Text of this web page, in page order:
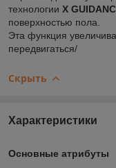
технологии X
поверхностью пола.
Эта функция
передвигаться/
Скрыть
Характеристики
Основные атрибуты